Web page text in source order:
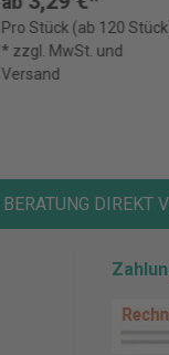
Mine sw
Pro Stück (ab 120
* zzgl. MwSt. und
Versand
BERATUNG DIREKT